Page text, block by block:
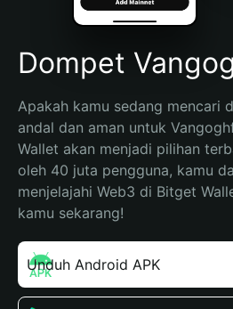
Español (Argentina)
Dompet
Apakah kamu sedang mencari
andal dan aman untuk
Wallet akan menjadi pilihan
oleh 40 juta pengguna, kamu
menjelajahi Web3 di Bitget
kamu sekarang!
Unduh Android APK